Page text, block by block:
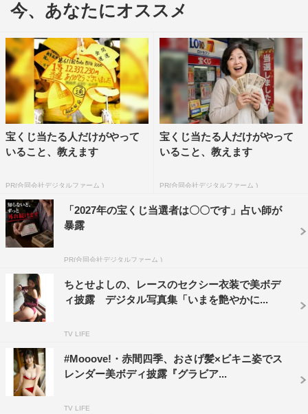
今、あなたにオススメ
宝くじ当たる人だけがやって
いること、教えます
PR(合同会社デジタルファーム )
宝くじ当たる人だけがやって
いること、教えます
PR(合同会社デジタルファーム )
「2027年の宝くじ当選者は〇〇です」占い師が
暴露
PR(合同会社デジタルファーム )
ちとせよしの、レースのセクシー衣装で美ボデ
ィ披露 デジタル写真集「いまを艶やかに...
TV LIFE
#Mooove!・赤間四季、おさげ髪×ビキニ姿でス
レンダー美ボディ披露『グラビア...
TV LIFE